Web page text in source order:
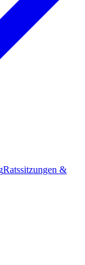
Ratssitzungen &